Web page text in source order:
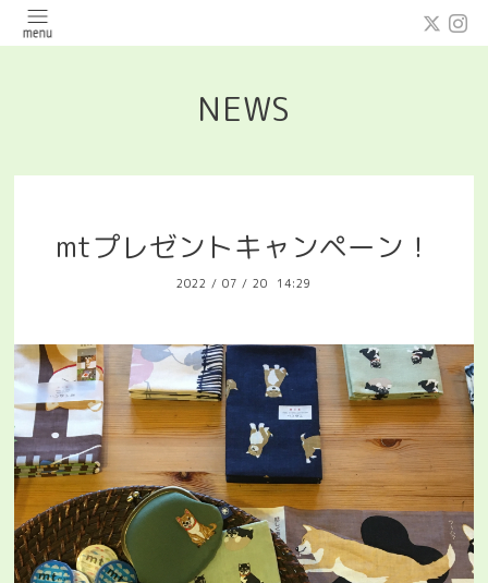
NEWS
mtプレゼントキャンペーン！
2022 / 07 / 20 14:29